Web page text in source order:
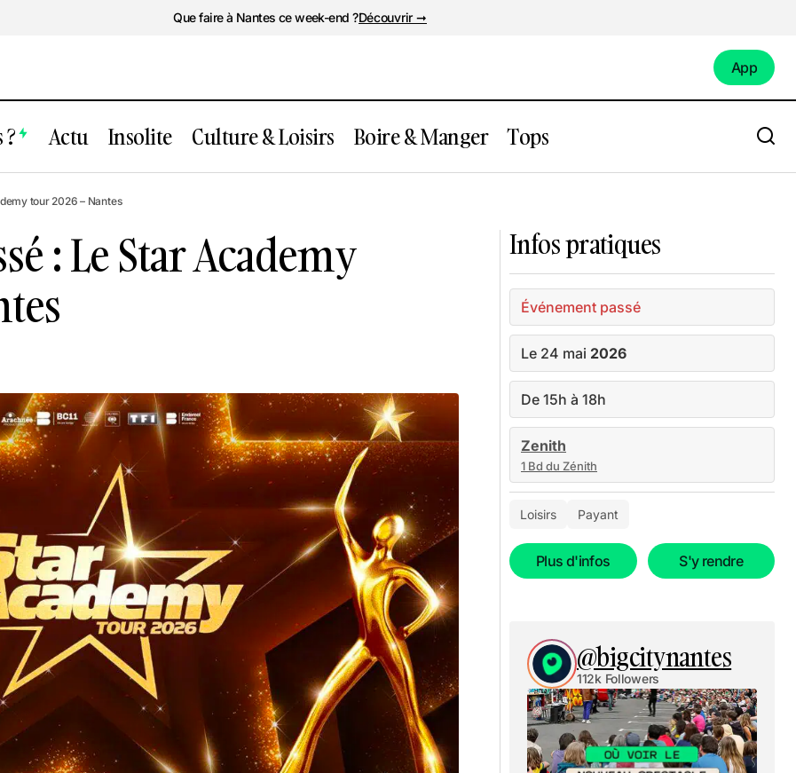
Que faire à Nantes ce week-end ?Découvrir ➞
App
? Actu Insolite Culture & Loisirs Boire & Manger Tops
passé : Le Star Academy tour 2026 – Nantes
tour 2026 – Nantes
: Le Star Academy
Infos pratiques
Événement passé
Le 24 mai 2026
De 15h à 18h
Zenith
1 Bd du Zénith
Loisirs Payant
Plus d'infos S'y rendre
@bigcitynantes
112k Followers